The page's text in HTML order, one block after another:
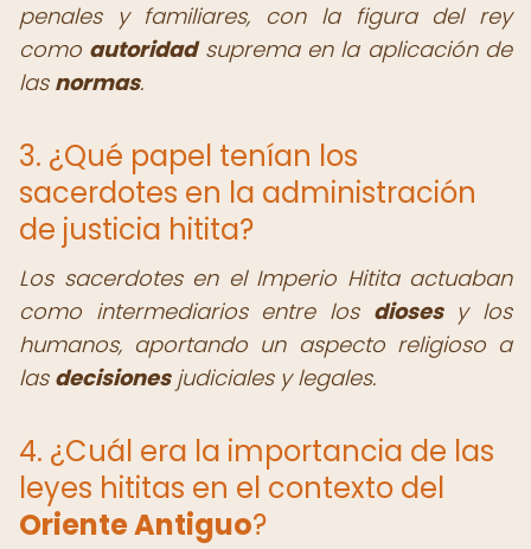
penales y familiares, con la figura del rey
como autoridadsuprema en la aplicación de
las normas.
3. ¿Qué papel tenían los
sacerdotes en la administración
de justicia hitita?
Los sacerdotes en el Imperio Hitita actuaban
como intermediarios entre los diosesy los
humanos, aportando un aspecto religioso a
las decisionesjudiciales y legales.
4. ¿Cuál era la importancia de las
leyes hititas en el contexto del
Oriente Antiguo?